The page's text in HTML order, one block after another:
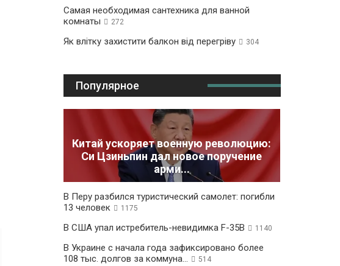
Самая необходимая сантехника для ванной
комнаты
272
Як влітку захистити балкон від перегріву 304
Популярное
Китай ускоряет военную революцию:
Си Цзиньпин дал новое поручение
арми...
В Перу разбился туристический самолет: погибли
13 человек
1175
В США упал истребитель-невидимка F-35B 1140
В Украине с начала года зафиксировано более
108 тыс. долгов за коммуна...
514